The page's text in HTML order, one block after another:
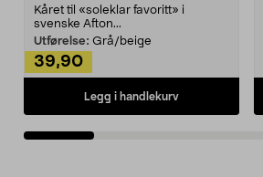
Kåret til «soleklar favoritt» i
svenske Afton...
Utførelse: Grå/beige
39,90
Legg i handlekurv